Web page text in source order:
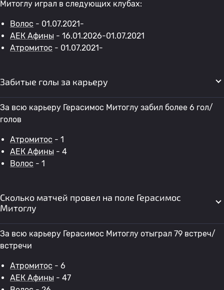
Митоглу играл в следующих клубах:
Волос - 01.07.2021-
АЕК Афины - 16.01.2026-01.07.2021
Атромитос - 01.07.2021-
Забитые голы за карьеру
За всю карьеру Герасимос Митоглу забил более 6 гол/
голов
Атромитос - 1
АЕК Афины - 4
Волос - 1
Сколько матчей провел на поле Герасимос
Митоглу
За всю карьеру Герасимос Митоглу отыграл 79 встреч/
встречи
Атромитос - 6
АЕК Афины - 47